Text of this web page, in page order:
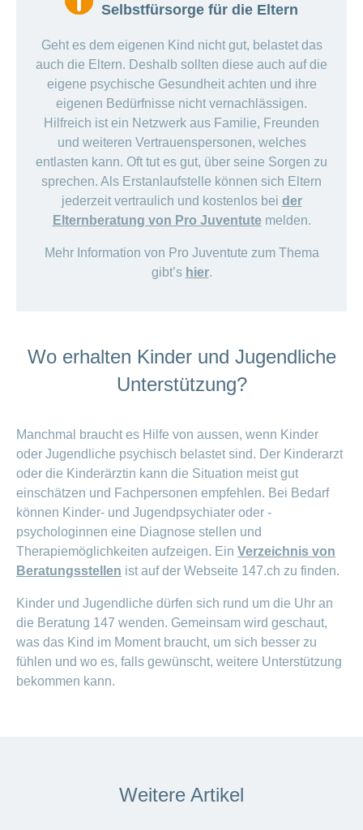
Selbstfürsorge für die Eltern
Geht es dem eigenen Kind nicht gut, belastet das
auch die Eltern. Deshalb sollten diese auch auf die
eigene psychische Gesundheit achten und ihre
eigenen Bedürfnisse nicht vernachlässigen.
Hilfreich ist ein Netzwerk aus Familie, Freunden
und weiteren Vertrauenspersonen, welches
entlasten kann. Oft tut es gut, über seine Sorgen zu
sprechen. Als Erstanlaufstelle können sich Eltern
jederzeit vertraulich und kostenlos bei der
Elternberatung von Pro Juventutemelden.
Mehr Information von Pro Juventute zum Thema
gibt’s hier.
Wo erhalten Kinder und Jugendliche
Unterstützung?
Manchmal braucht es Hilfe von aussen, wenn Kinder
oder Jugendliche psychisch belastet sind. Der Kinderarzt
oder die Kinderärztin kann die Situation meist gut
einschätzen und Fachpersonen empfehlen. Bei Bedarf
können Kinder- und Jugendpsychiater oder -
psychologinnen eine Diagnose stellen und
Therapiemöglichkeiten aufzeigen. Ein Verzeichnis von
Beratungsstellen ist auf der Webseite 147.ch zu finden.
Kinder und Jugendliche dürfen sich rund um die Uhr an
die Beratung 147 wenden. Gemeinsam wird geschaut,
was das Kind im Moment braucht, um sich besser zu
fühlen und wo es, falls gewünscht, weitere Unterstützung
bekommen kann.
Weitere Artikel